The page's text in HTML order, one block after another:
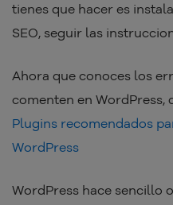
tienes que hacer es
SEO, seguir las
Ahora que conoces los
comenten en WordPress,
Plugins recomendados
WordPress
WordPress hace sencillo